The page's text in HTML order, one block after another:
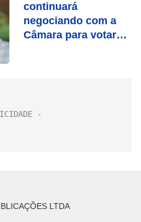
continuará
negociando com a
Câmara para votar
LTDA